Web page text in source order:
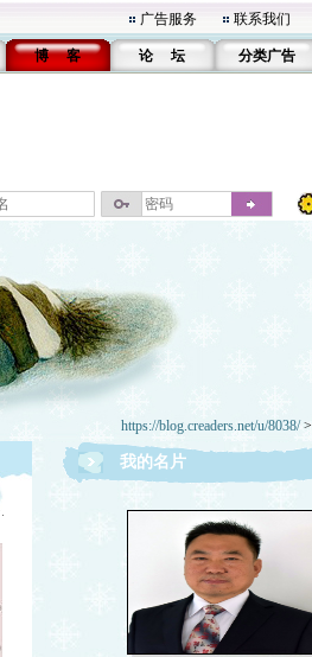
广告服务 联系我们
博 客 论 坛 分类广告
https://blog.creaders.net/u/8038/>
我的名片